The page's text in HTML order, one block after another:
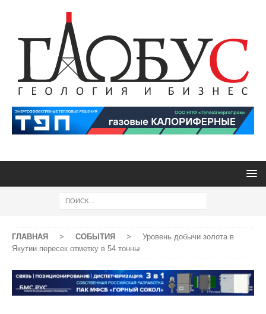
ГЛАВНАЯ > СОБЫТИЯ >
Уровень добычи золота в
Якутии пересек отметку в 54 тонны